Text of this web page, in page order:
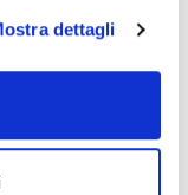
dettagli
spray